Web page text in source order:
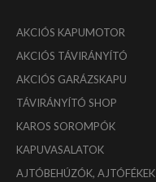
AKCIÓS KAPUMOTOR
AKCIÓS TÁVIRÁNYÍTÓ
AKCIÓS GARÁZSKAPU
TÁVIRÁNYÍTÓ SHOP
KAROS SOROMPÓK
KAPUVASALATOK
AJTÓBEHÚZÓK, AJTÓFÉKEK